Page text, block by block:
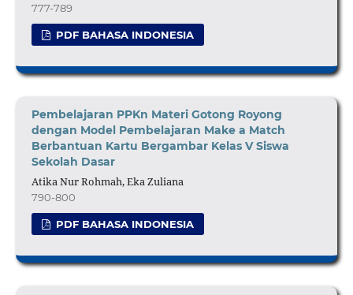
777-789
PDF BAHASA INDONESIA
Pembelajaran PPKn Materi Gotong Royong
dengan Model Pembelajaran Make a Match
Berbantuan Kartu Bergambar Kelas V Siswa
Sekolah Dasar
Atika Nur Rohmah, Eka Zuliana
790-800
PDF BAHASA INDONESIA